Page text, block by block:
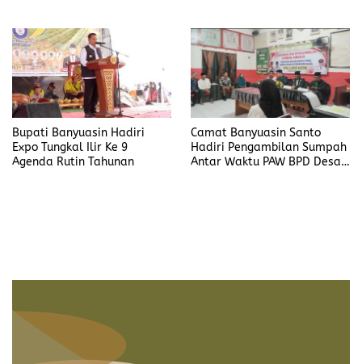
Bupati Banyuasin Hadiri
Expo Tungkal Ilir Ke 9
Agenda Rutin Tahunan
Camat Banyuasin Santo
Hadiri Pengambilan Sumpah
Antar Waktu PAW BPD Desa